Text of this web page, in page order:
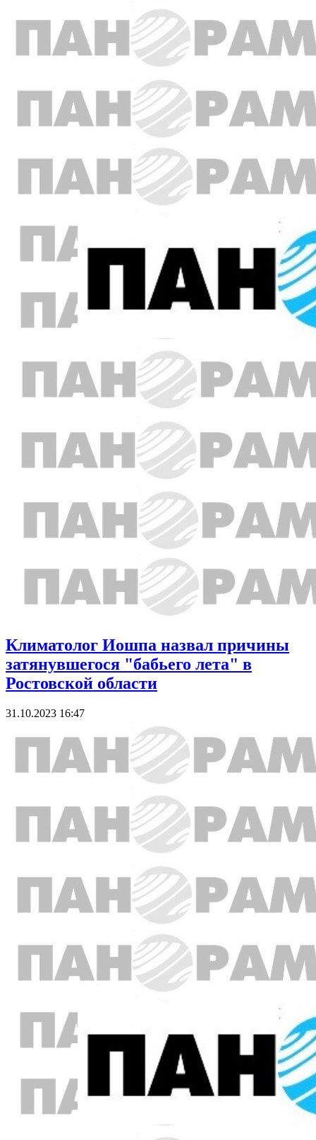
Климатолог Иошпа назвал причины
затянувшегося "бабьего лета" в
Ростовской области
31.10.2023 16:47